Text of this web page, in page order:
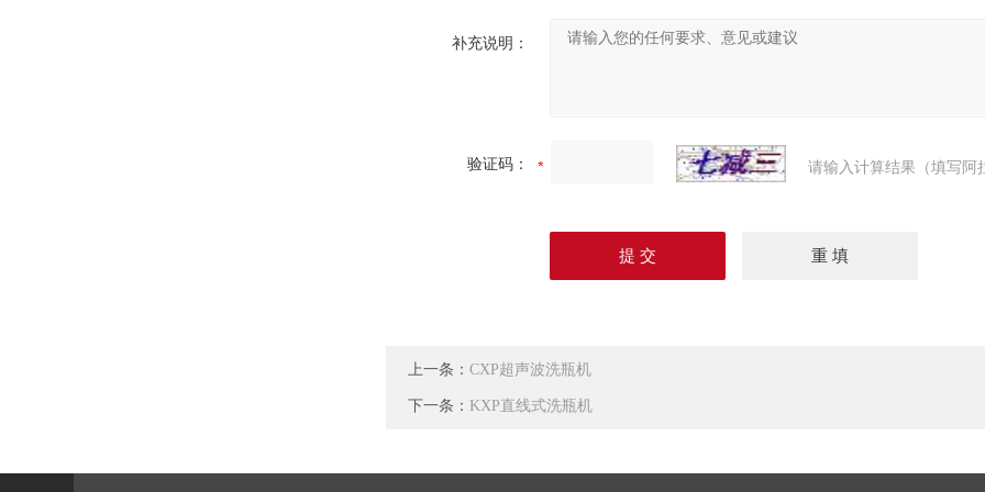
补充说明：
验证码： 请输入计算结果（填写阿
上一条：CXP超声波洗瓶机
下一条： KXP直线式洗瓶机